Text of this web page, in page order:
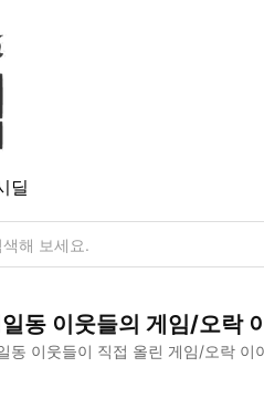
딜
동 이웃들의 게임/오락
동 이웃들이 직접 올린 게임/오락 이